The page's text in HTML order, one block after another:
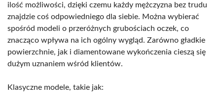
ilość możliwości, dzięki czemu każdy mężczyzna bez trudu
znajdzie coś odpowiedniego dla siebie. Można wybierać
spośród modeli o przeróżnych grubościach oczek, co
znacząco wpływa na ich ogólny wygląd. Zarówno gładkie
powierzchnie, jak i diamentowane wykończenia cieszą się
dużym uznaniem wśród klientów.
Klasyczne modele, takie jak: